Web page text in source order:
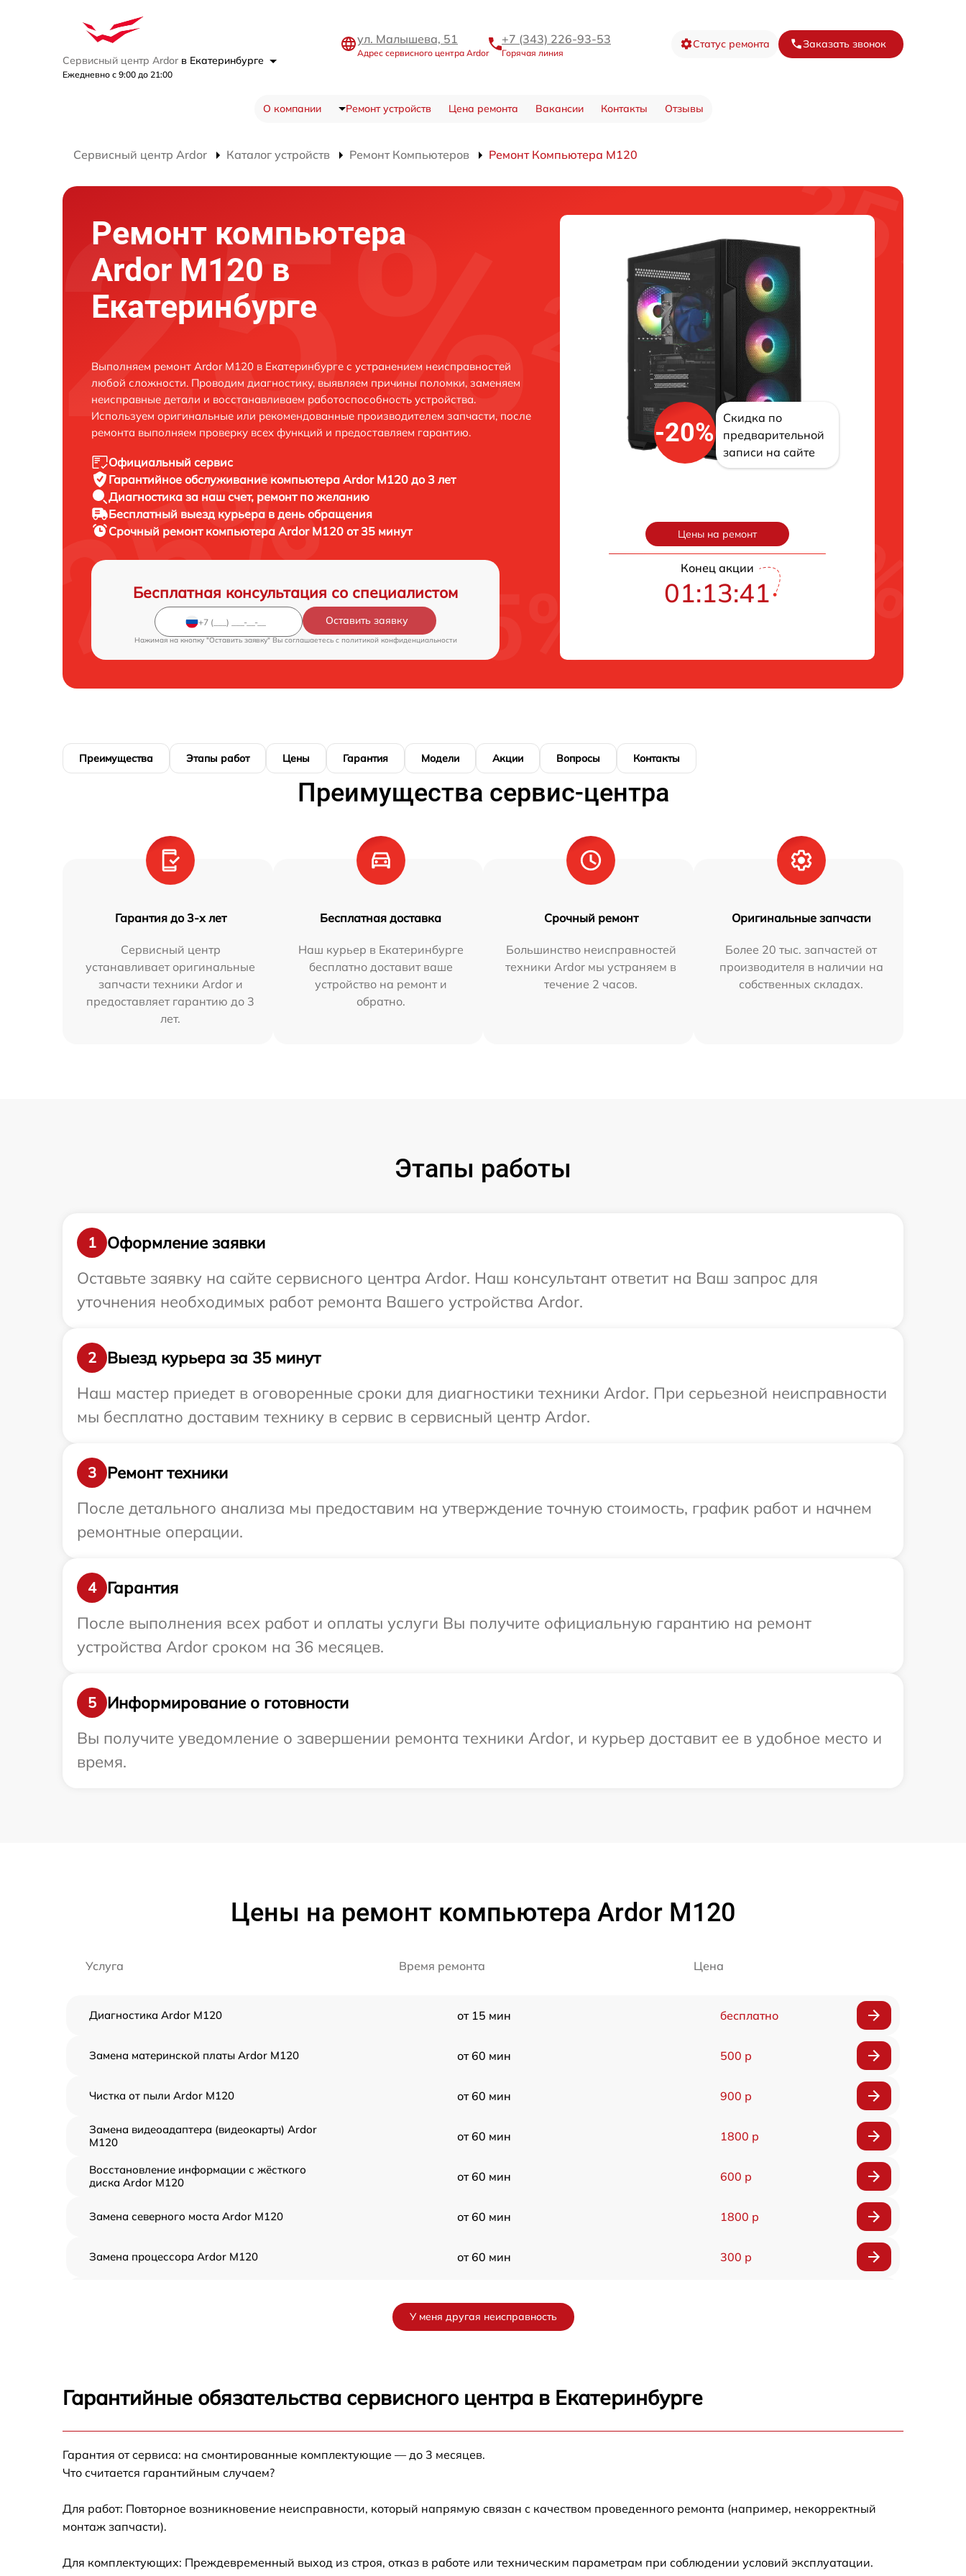
Сервисный центр Ardor в Екатеринбурге
Ежедневно с 9:00 до 21:00
ул. Малышева, 51
Адрес сервисного центра Ardor
+7 (343) 226-93-53
Горячая линия
Статус ремонта Заказать звонок
О компании Ремонт устройств Цена ремонта Вакансии Контакты Отзывы
Сервисный центр Ardor Каталог устройств Ремонт Компьютеров Ремонт Компьютера M120
Ремонт компьютера
Ardor M120 в
Екатеринбурге
Выполняем ремонт Ardor M120 в Екатеринбурге с устранением неисправностей
любой сложности. Проводим диагностику, выявляем причины поломки, заменяем
неисправные детали и восстанавливаем работоспособность устройства.
Используем оригинальные или рекомендованные производителем запчасти, после
ремонта выполняем проверку всех функций и предоставляем гарантию.
Официальный сервис
Гарантийное обслуживание компьютера Ardor M120 до 3 лет
Диагностика за наш счет, ремонт по желанию
Бесплатный выезд курьера в день обращения
Срочный ремонт компьютера Ardor M120 от 35 минут
Бесплатная консультация со специалистом
Оставить заявку
Нажимая на кнопку "Оставить заявку" Вы соглашаетесь c политикой конфиденциальности
-20%
Скидка по
предварительной
записи на сайте
Цены на ремонт
Конец акции
01:13:40
Преимущества Этапы работ Цены Гарантия Модели Акции Вопросы Контакты
Преимущества сервис-центра
Гарантия до 3-х лет
Сервисный центр
устанавливает оригинальные
запчасти техники Ardor и
предоставляет гарантию до 3
лет.
Бесплатная доставка
Наш курьер в Екатеринбурге
бесплатно доставит ваше
устройство на ремонт и
обратно.
Срочный ремонт
Большинство неисправностей
техники Ardor мы устраняем в
течение 2 часов.
Оригинальные запчасти
Более 20 тыс. запчастей от
производителя в наличии на
собственных складах.
Этапы работы
1
Оформление заявки
Оставьте заявку на сайте сервисного центра Ardor. Наш консультант ответит на Ваш запрос для
уточнения необходимых работ ремонта Вашего устройства Ardor.
2
Выезд курьера за 35 минут
Наш мастер приедет в оговоренные сроки для диагностики техники Ardor. При серьезной неисправности
мы бесплатно доставим технику в сервис в сервисный центр Ardor.
3
Ремонт техники
После детального анализа мы предоставим на утверждение точную стоимость, график работ и начнем
ремонтные операции.
4
Гарантия
После выполнения всех работ и оплаты услуги Вы получите официальную гарантию на ремонт
устройства Ardor сроком на 36 месяцев.
5
Информирование о готовности
Вы получите уведомление о завершении ремонта техники Ardor, и курьер доставит ее в удобное место и
время.
Цены на ремонт компьютера Ardor M120
Услуга Время ремонта Цена
Диагностика Ardor M120 от 15 мин бесплатно
Замена материнской платы Ardor M120 от 60 мин 500 р
Чистка от пыли Ardor M120 от 60 мин 900 р
Замена видеоадаптера (видеокарты) Ardor
M120
от 60 мин 1800 р
Восстановление информации с жёсткого
диска Ardor M120
от 60 мин 600 р
Замена северного моста Ardor M120 от 60 мин 1800 р
Замена процессора Ardor M120 от 60 мин 300 р
Замена звуковой платы Ardor M120 от 60 мин
У меня другая неисправность
Гарантийные обязательства сервисного центра в Екатеринбурге
Гарантия от сервиса: на смонтированные комплектующие — до 3 месяцев.
Что считается гарантийным случаем?
Для работ: Повторное возникновение неисправности, который напрямую связан с качеством проведенного ремонта (например, некорректный
монтаж запчасти).
Для комплектующих: Преждевременный выход из строя, отказ в работе или техническим параметрам при соблюдении условий эксплуатации.